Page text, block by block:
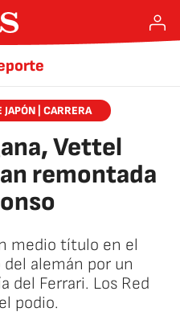
JAPÓN | CARRERA
Vettel
remontada
medio título en el
alemán por un
del Ferrari. Los Red
podio.